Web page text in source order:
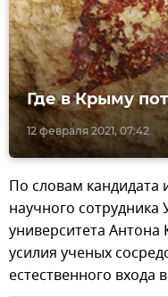
12 февраля 2021, 07:42
Где в Крыму
По словам кандидата
научного сотрудника
университета
усилия ученых
естественного